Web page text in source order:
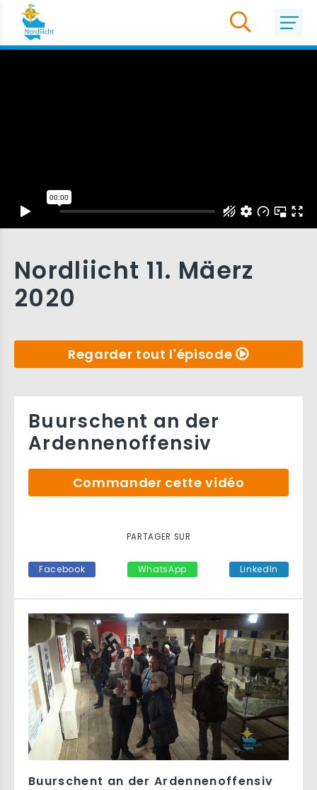
Nordliicht 11. Mäerz
2020
Regarder tout l'épisode
Buurschent an der Ardennenoffensiv
Buurschent an der
Ardennenoffensiv
Commander cette vidéo
PARTAGER SUR
Facebook WhatsApp LinkedIn